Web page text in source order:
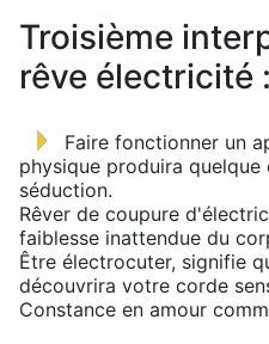
Troisième
rêve électricité :
Faire fonctionner un
physique produira
séduction.
Rêver de coupure
faiblesse inattendue du
Être électrocuter, signifie
découvrira votre corde
Constance en amour